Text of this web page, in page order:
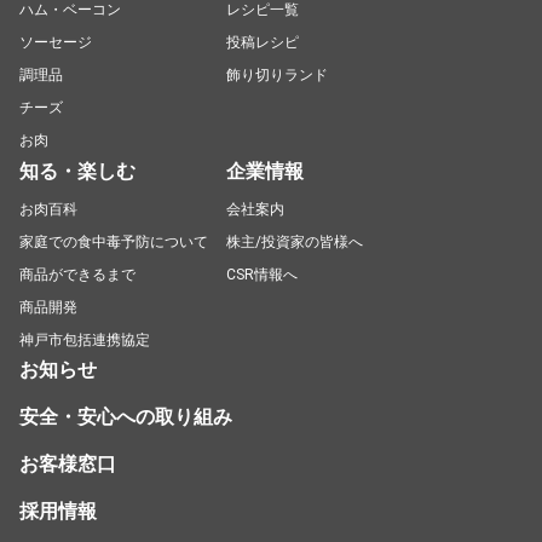
ハム・ベーコン
ソーセージ
調理品
チーズ
お肉
レシピ一覧
投稿レシピ
飾り切りランド
知る・楽しむ
お肉百科
家庭での食中毒予防について
商品ができるまで
商品開発
神戸市包括連携協定
企業情報
会社案内
株主/投資家の皆様へ
CSR情報へ
お知らせ
安全・安心への取り組み
お客様窓口
採用情報